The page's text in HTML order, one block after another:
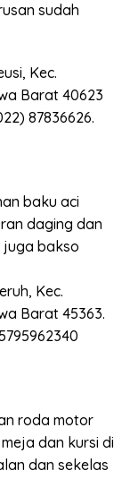
sudah
Kec.
Barat 40623
87836626.
baku aci
daging dan
juga bakso
Kec.
Barat 45363.
roda motor
dan kursi di
dan sekelas